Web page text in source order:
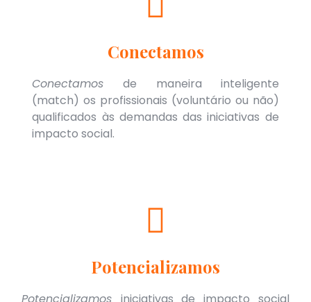
Conectamos
Conectamosde maneira inteligente
(match) os profissionais (voluntário ou não)
qualificados às demandas das iniciativas de
impacto social.
Potencializamos